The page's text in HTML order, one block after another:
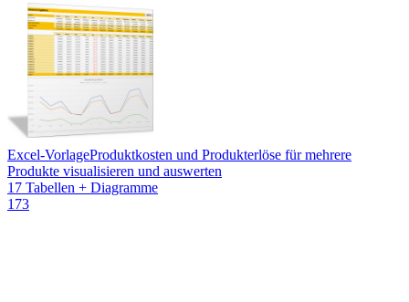
Excel-VorlageProduktkosten und Produkterlöse für mehrere
Produkte visualisieren und auswerten
17 Tabellen + Diagramme
173